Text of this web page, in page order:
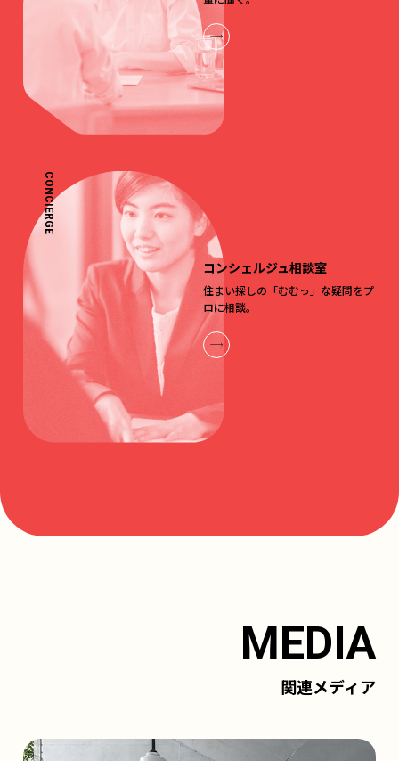
CONCIERGE
コンシェルジュ相談室
住まい探しの「むむっ」な疑問をプ
ロに相談。
MEDIA
関連メディア